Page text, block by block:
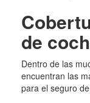
de
Dentro de las
encuentran las
para el seguro